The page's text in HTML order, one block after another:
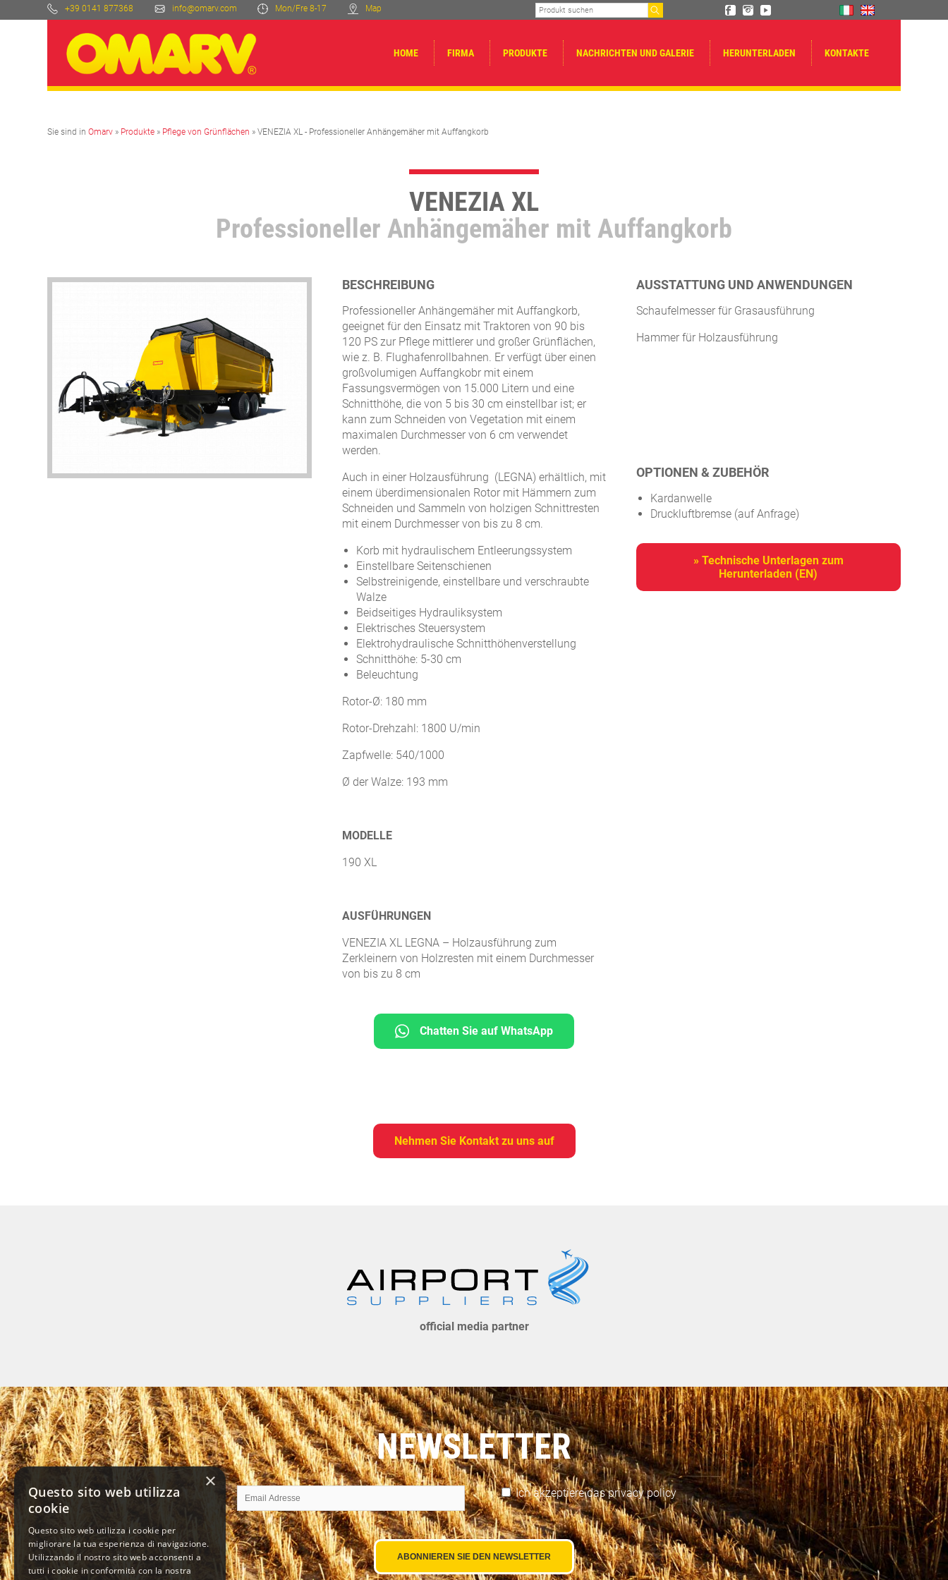
+39 0141 877368 info@omarv.com Mon/Fre 8-17 Map
HOME FIRMA PRODUKTE NACHRICHTEN UND GALERIE HERUNTERLADEN KONTAKTE
Sie sind inOmarv » Produkte » Pflege von Grünflächen » VENEZIA XL - Professioneller Anhängemäher mit Auffangkorb
VENEZIA XL
Professioneller Anhängemäher mit Auffangkorb
BESCHREIBUNG
Professioneller Anhängemäher mit Auffangkorb,
geeignet für den Einsatz mit Traktoren von 90 bis
120 PS zur Pflege mittlerer und großer Grünflächen,
wie z. B. Flughafenrollbahnen. Er verfügt über einen
großvolumigen Auffangkobr mit einem
Fassungsvermögen von 15.000 Litern und eine
Schnitthöhe, die von 5 bis 30 cm einstellbar ist; er
kann zum Schneiden von Vegetation mit einem
maximalen Durchmesser von 6 cm verwendet
werden.
Auch in einer Holzausführung (LEGNA) erhältlich, mit
einem überdimensionalen Rotor mit Hämmern zum
Schneiden und Sammeln von holzigen Schnittresten
mit einem Durchmesser von bis zu 8 cm.
Korb mit hydraulischem Entleerungssystem
Einstellbare Seitenschienen
Selbstreinigende, einstellbare und verschraubte
Walze
Beidseitiges Hydrauliksystem
Elektrisches Steuersystem
Elektrohydraulische Schnitthöhenverstellung
Schnitthöhe: 5-30 cm
Beleuchtung
Rotor-Ø: 180 mm
Rotor-Drehzahl: 1800 U/min
Zapfwelle: 540/1000
Ø der Walze: 193 mm
MODELLE
190 XL
AUSFÜHRUNGEN
VENEZIA XL LEGNA – Holzausführung zum
Zerkleinern von Holzresten mit einem Durchmesser
von bis zu 8 cm
AUSSTATTUNG UND ANWENDUNGEN
Schaufelmesser für Grasausführung
Hammer für Holzausführung
OPTIONEN & ZUBEHÖR
Kardanwelle
Druckluftbremse (auf Anfrage)
» Technische Unterlagen zum
Herunterladen (EN)
Chatten Sie auf WhatsApp
Nehmen Sie Kontakt zu uns auf
official media partner
NEWSLETTER
Ich akzeptiere dasprivacy policy
×
Questo sito web utilizza
cookie
Questo sito web utilizza i cookie per
migliorare la tua esperienza di navigazione.
Utilizzando il nostro sito web acconsenti a
tutti i cookie in conformità con la nostra